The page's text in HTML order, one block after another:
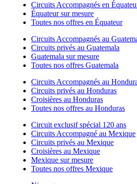
Circuits Accompagnés en
Équateur sur mesure
Toutes nos offres en Équateur
Circuits Accompagnés au
Circuits privés au Guatemala
Guatemala sur mesure
Toutes nos offres Guatemala
Circuits Accompagnés au
Circuits privés au Honduras
Croisières au Honduras
Toutes nos offres au Honduras
Circuit exclusif spécial 120 ans
Circuits Accompagné au Mexique
Circuits privés au Mexique
Croisières au Mexique
Mexique sur mesure
Toutes nos offres Mexique